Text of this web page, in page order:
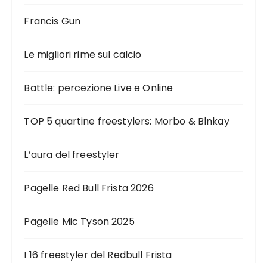
Francis Gun
Le migliori rime sul calcio
Battle: percezione Live e Online
TOP 5 quartine freestylers: Morbo & Blnkay
L’aura del freestyler
Pagelle Red Bull Frista 2026
Pagelle Mic Tyson 2025
I 16 freestyler del Redbull Frista